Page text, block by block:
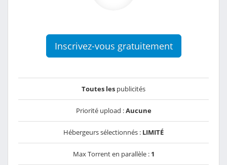
Inscrivez-vous gratuitement
Toutes les publicités
Priorité upload :Aucune
Hébergeurs sélectionnés : LIMITÉ
Max Torrent en parallèle : 1